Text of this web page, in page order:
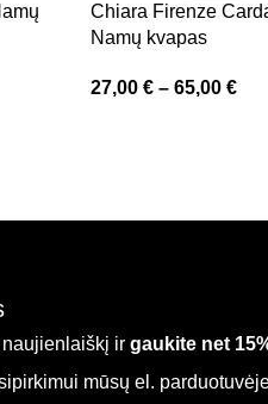
Chiara Firenze
Namų kvapas
27,00 € – 65,00 €
ir gaukite net
mūsų el.